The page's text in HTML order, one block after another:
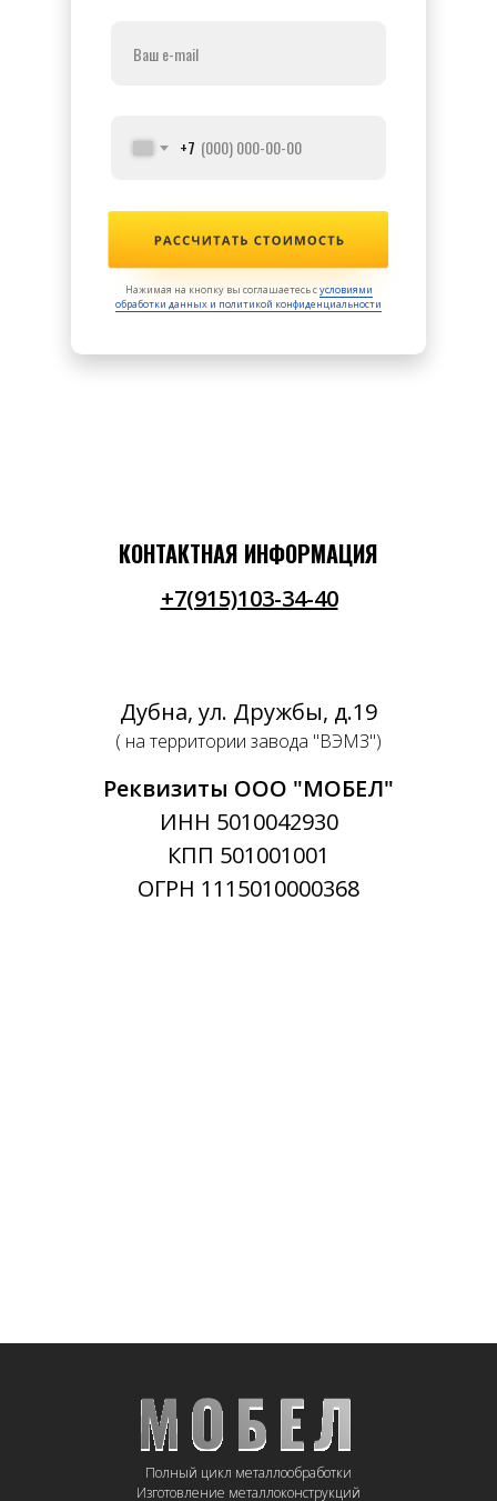
Нажимая на кнопку вы соглашаетесь сусловиями
обработки данных и политикой конфиденциальности
+7
КОНТАКТНАЯ ИНФОРМАЦИЯ
+7(915)103-34-40
Дубна, ул. Дружбы, д.19
( на территории завода "ВЭМЗ")
ОГРН 1115010000368
ИНН 5010042930
КПП 501001001
Реквизиты ООО "МОБЕЛ"
Полный цикл металлообработки
Изготовление металлоконструкций